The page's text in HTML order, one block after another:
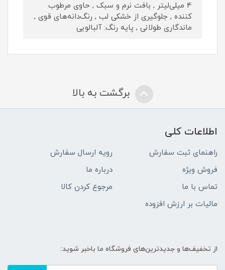
4 میلی‌لیتر , بافت نرم و سبک , حاوی مرطوب
کننده , جلوگیری از خشکی لب , رنگ‌دانه‌های قوی ,
ماندگاری طولانی , پایه رنگ: آلبالویی
برگشت به بالا
اطلاعات کلی
راهنمای ثبت سفارش
رویه ارسال سفارش
فروش ویژه
درباره ما
تماس با ما
مرجوع کردن کالا
مالیات بر ارزش افزوده
از تخفیف‌ها و جدیدترین‌های فروشگاه ما باخبر شوید: